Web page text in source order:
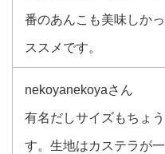
番のあんこも美味しか
ススメです。
nekoyanekoyaさん
有名だしサイズもちょ
す。生地はカステラが